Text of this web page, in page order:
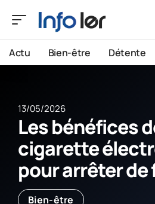
Actu Bien-être Détente
13/05/2026
Les bénéfices
cigarette
pour arrêter de
Bien-être